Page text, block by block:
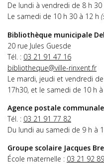
De lundi à vendredi de 8 h
Le samedi de 10 h 30 à 12 h
Bibliothèque municipale
20 rue Jules Guesde
Tél. : 03 21 91 47 16
bibliotheque@ville-rinxent.fr
Le mardi, jeudi et vendredi
17h30, et le samedi de 10 h
Agence postale communale
Tél. : 03 21 91 77 82
Du lundi au samedi de 9 h à
Groupe scolaire Jacques
École maternelle : 03 21 92